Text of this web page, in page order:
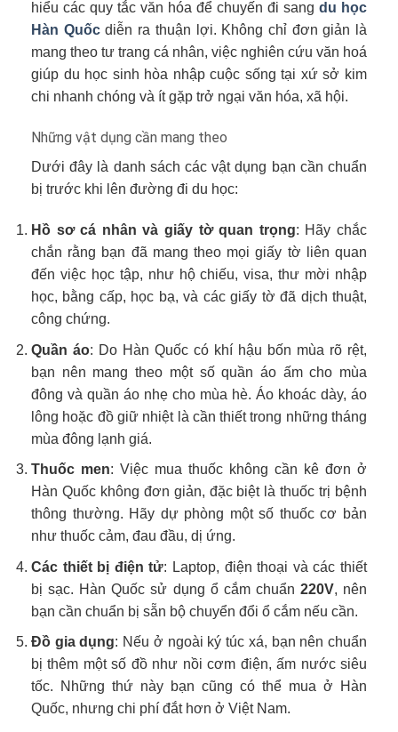
hiểu các quy tắc văn hóa để chuyến đi sang du học
Hàn Quốcdiễn ra thuận lợi. Không chỉ đơn giản là
mang theo tư trang cá nhân, việc nghiên cứu văn hoá
giúp du học sinh hòa nhập cuộc sống tại xứ sở kim
chi nhanh chóng và ít gặp trở ngại văn hóa, xã hội.
Những vật dụng cần mang theo
Dưới đây là danh sách các vật dụng bạn cần chuẩn
bị trước khi lên đường đi du học:
Hồ sơ cá nhân và giấy tờ quan trọng: Hãy chắc
chắn rằng bạn đã mang theo mọi giấy tờ liên quan
đến việc học tập, như hộ chiếu, visa, thư mời nhập
học, bằng cấp, học bạ, và các giấy tờ đã dịch thuật,
công chứng.
Quần áo: Do Hàn Quốc có khí hậu bốn mùa rõ rệt,
bạn nên mang theo một số quần áo ấm cho mùa
đông và quần áo nhẹ cho mùa hè. Áo khoác dày, áo
lông hoặc đồ giữ nhiệt là cần thiết trong những tháng
mùa đông lạnh giá.
Thuốc men: Việc mua thuốc không cần kê đơn ở
Hàn Quốc không đơn giản, đặc biệt là thuốc trị bệnh
thông thường. Hãy dự phòng một số thuốc cơ bản
như thuốc cảm, đau đầu, dị ứng.
Các thiết bị điện tử: Laptop, điện thoại và các thiết
bị sạc. Hàn Quốc sử dụng ổ cắm chuẩn 220V, nên
bạn cần chuẩn bị sẵn bộ chuyển đổi ổ cắm nếu cần.
Đồ gia dụng: Nếu ở ngoài ký túc xá, bạn nên chuẩn
bị thêm một số đồ như nồi cơm điện, ấm nước siêu
tốc. Những thứ này bạn cũng có thể mua ở Hàn
Quốc, nhưng chi phí đắt hơn ở Việt Nam.